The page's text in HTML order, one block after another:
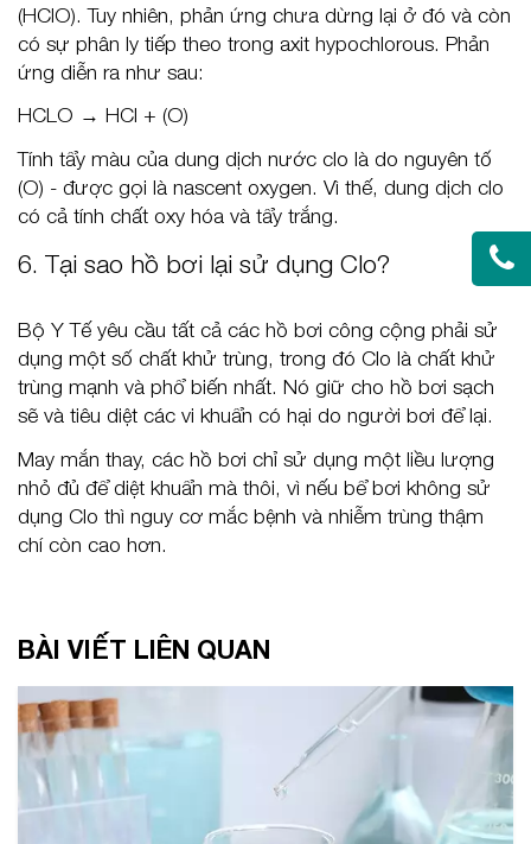
(HClO). Tuy nhiên, phản ứng chưa dừng lại ở đó và còn
có sự phân ly tiếp theo trong axit hypochlorous. Phản
ứng diễn ra như sau:
HCLO → HCl + (O)
Tính tẩy màu của dung dịch nước clo là do nguyên tố
(O) - được gọi là nascent oxygen. Vì thế, dung dịch clo
có cả tính chất oxy hóa và tẩy trắng.
6. Tại sao hồ bơi lại sử dụng Clo?
Bộ Y Tế yêu cầu tất cả các hồ bơi công cộng phải sử
dụng một số chất khử trùng, trong đó Clo là chất khử
trùng mạnh và phổ biến nhất. Nó giữ cho hồ bơi sạch
sẽ và tiêu diệt các vi khuẩn có hại do người bơi để lại.
May mắn thay, các hồ bơi chỉ sử dụng một liều lượng
nhỏ đủ để diệt khuẩn mà thôi, vì nếu bể bơi không sử
dụng Clo thì nguy cơ mắc bệnh và nhiễm trùng thậm
chí còn cao hơn.
BÀI VIẾT LIÊN QUAN